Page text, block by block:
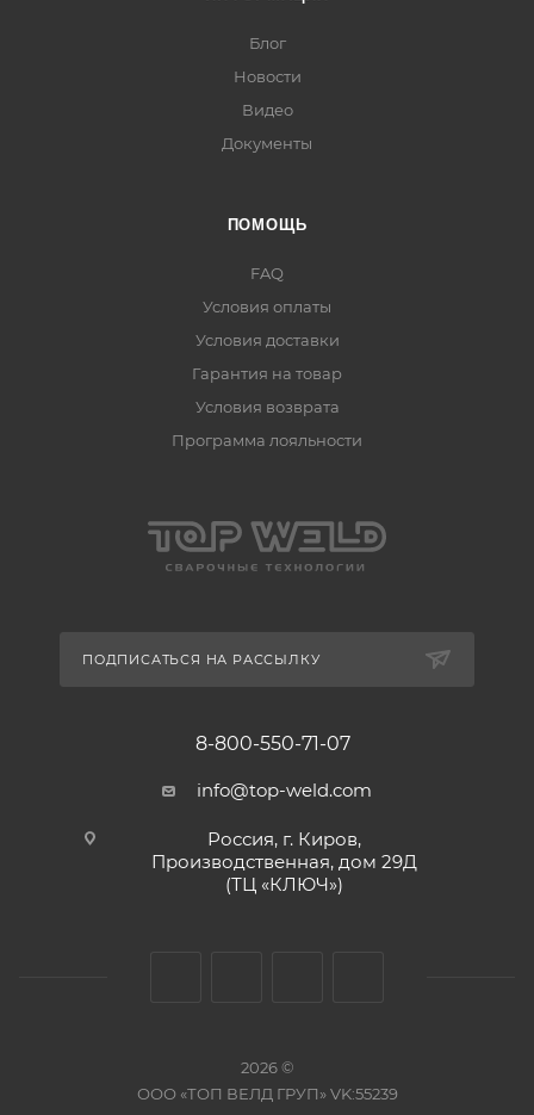
Блог
Новости
Видео
Документы
ПОМОЩЬ
FAQ
Условия оплаты
Условия доставки
Гарантия на товар
Условия возврата
Программа лояльности
ПОДПИСАТЬСЯ НА РАССЫЛКУ
8-800-550-71-07
info@top-weld.com
Россия, г. Киров,
Производственная, дом 29Д
(ТЦ «КЛЮЧ»)
2026 ©
ООО «ТОП ВЕЛД ГРУП»VK:55239